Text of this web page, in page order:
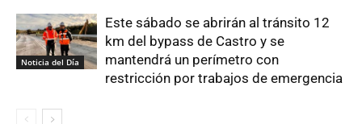
Noticia del Día
Este sábado se abrirán al tránsito 12
km del bypass de Castro y se
mantendrá un perímetro con
restricción por trabajos de emergencia